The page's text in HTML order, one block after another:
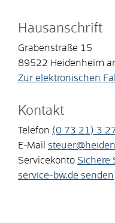
Hausanschrift
Grabenstraße 15
89522 Heidenheim
Zur elektronischen
Kontakt
Telefon (0 73 21) 3
E-Mail
Servicekonto Sichere
service-bw.de senden